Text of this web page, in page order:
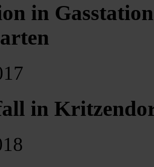
in
in